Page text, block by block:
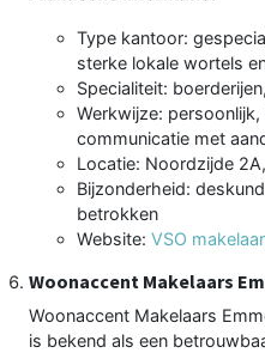
Type kantoor:
sterke lokale wortels
Specialiteit:
Werkwijze:
communicatie met
Locatie: Noordzijde
Bijzonderheid:
betrokken
Website: VSO
Woonaccent Makelaars
Woonaccent Makelaars
is bekend als een